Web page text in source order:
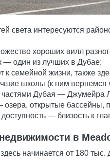
света интересуются
хороших вилл
— один из лучших в Дубае;
к семейной жизни, также
школы (к ним вернемся
частями Дубая — Джумейра
открытые бассейны,
— близость к
в
начинается от 180